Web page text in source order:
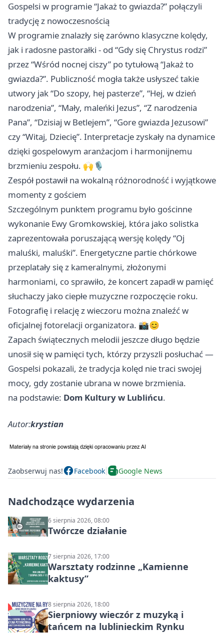
Gospelsi w programie “Jakaż to gwiazda?” połączyli
tradycję z nowoczesnością
W programie znalazły się zarówno klasyczne kolędy,
jak i radosne pastorałki - od “Gdy się Chrystus rodzi”
przez “Wśród nocnej ciszy” po tytułową “Jakaż to
gwiazda?”. Publiczność mogła także usłyszeć takie
utwory jak “Do szopy, hej pasterze”, “Hej, w dzień
narodzenia”, “Mały, maleńki Jezus”, “Z narodzenia
Pana”, “Dzisiaj w Betlejem”, “Gore gwiazda Jezusowi”
czy “Witaj, Dziecię”. Interpretacje zyskały na dynamice
dzięki gospelowym aranżacjom i harmonijnemu
brzmieniu zespołu. 🙌🎙️
Zespół postawił na wokalną różnorodność i wyjątkowe
momenty z gościem
Szczególnym punktem programu było gościnne
wykonanie Ewy Gromkowskiej, która jako solistka
zaprezentowała poruszającą wersję kolędy “Oj
maluśki, maluśki”. Energetyczne partie chórkowe
przeplatały się z kameralnymi, złożonymi
harmoniami, co sprawiło, że koncert zapadł w pamięć
słuchaczy jako ciepłe muzyczne rozpoczęcie roku.
Fotografię i relację z wieczoru można znaleźć w
oficjalnej fotorelacji organizatora. 📸😊
Zapach świątecznych melodii jeszcze długo będzie
unosił się w pamięci tych, którzy przyszli posłuchać —
Gospelsi pokazali, że tradycja kolęd nie traci swojej
mocy, gdy zostanie ubrana w nowe brzmienia.
na podstawie: Dom Kultury w Lublińcu.
Autor:krystian
Zaobserwuj nas! Facebook Google News
Nadchodzące wydarzenia
6 sierpnia 2026, 08:00
Twórcze działanie
7 sierpnia 2026, 17:00
Warsztaty rodzinne „Kamienne
kaktusy”
8 sierpnia 2026, 18:00
Sierpniowy wieczór z muzyką i
tańcem na lublinieckim Rynku